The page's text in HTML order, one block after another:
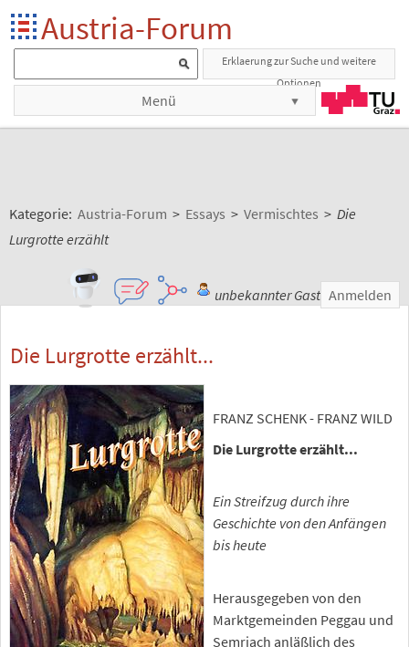
Austria-Forum
Erklaerung zur Suche und weitere
Optionen
Menü
Kategorie: Austria-Forum > Essays > Vermischtes > Die
Lurgrotte erzählt
unbekannter Gast Anmelden
Die Lurgrotte erzählt...
FRANZ SCHENK - FRANZ WILD
Die Lurgrotte erzählt...
Ein Streifzug durch ihre
Geschichte von den Anfängen
bis heute
Herausgegeben von den
Marktgemeinden Peggau und
Semriach anläßlich des